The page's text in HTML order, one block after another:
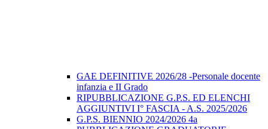
GAE DEFINITIVE 2026/28 -Personale docente
infanzia e II Grado
RIPUBBLICAZIONE G.P.S. ED ELENCHI
AGGIUNTIVI I° FASCIA - A.S. 2025/2026
G.P.S. BIENNIO 2024/2026 4a